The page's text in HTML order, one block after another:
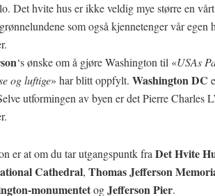
Det hvite hus er ikke veldig mye større en
som også kjennetenger vår egen
‘s ønske om å gjøre Washington til «USAs
og luftige» har blitt oppfylt. Washington DC
utformingen av byen er det Pierre Charles
er at om du tar utgangspuntk fra Det Hvite
Cathedral, Thomas Jefferson
monumentetogJefferson Pier.